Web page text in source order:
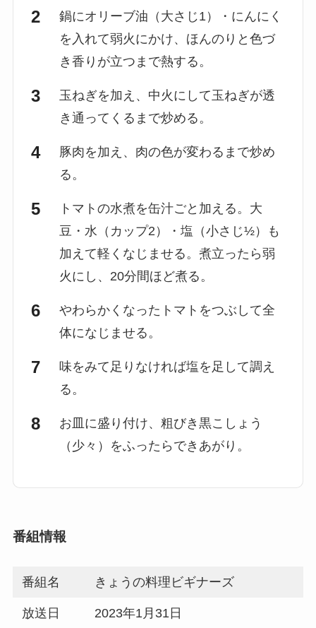
鍋にオリーブ油（大さじ1）・にんにく
を入れて弱火にかけ、ほんのりと色づ
き香りが立つまで熱する。
玉ねぎを加え、中火にして玉ねぎが透
き通ってくるまで炒める。
豚肉を加え、肉の色が変わるまで炒め
る。
トマトの水煮を缶汁ごと加える。大
豆・水（カップ2）・塩（小さじ½）も
加えて軽くなじませる。煮立ったら弱
火にし、20分間ほど煮る。
やわらかくなったトマトをつぶして全
体になじませる。
味をみて足りなければ塩を足して調え
る。
お皿に盛り付け、粗びき黒こしょう
（少々）をふったらできあがり。
番組情報
番組名 きょうの料理ビギナーズ
放送日 2023年1月31日